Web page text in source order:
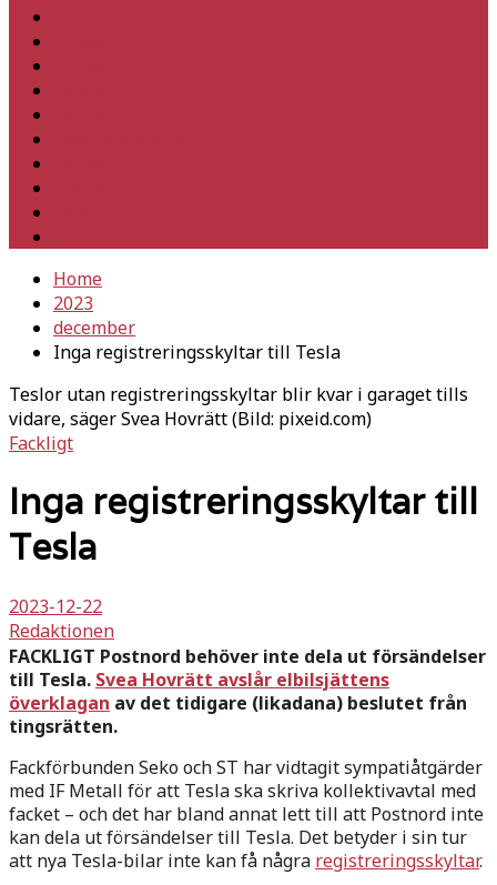
Home
2023
december
Inga registreringsskyltar till Tesla
Teslor utan registreringsskyltar blir kvar i garaget tills
vidare, säger Svea Hovrätt (Bild: pixeid.com)
Fackligt
Inga registreringsskyltar till
Tesla
2023-12-22
Redaktionen
FACKLIGT Postnord behöver inte dela ut försändelser
till Tesla. Svea Hovrätt avslår elbilsjättens
överklagan av det tidigare (likadana) beslutet från
tingsrätten.
Fackförbunden Seko och ST har vidtagit sympatiåtgärder
med IF Metall för att Tesla ska skriva kollektivavtal med
facket – och det har bland annat lett till att Postnord inte
kan dela ut försändelser till Tesla. Det betyder i sin tur
att nya Tesla-bilar inte kan få några registreringsskyltar.